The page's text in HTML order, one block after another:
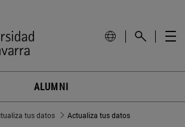
ALUMNI
tus datos Actualiza tus datos